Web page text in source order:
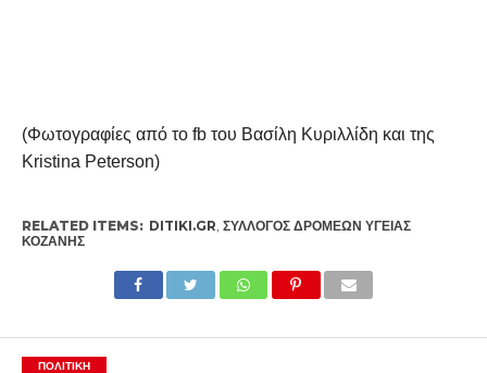
(Φωτογραφίες από το fb του Βασίλη Κυριλλίδη και της
Kristina Peterson)
RELATED ITEMS: DITIKI.GR ΣΎΛΛΟΓΟΣ ΔΡΟΜΈΩΝ ΥΓΕΊΑΣ
ΚΟΖΆΝΗΣ
ΠΟΛΙΤΙΚΉ